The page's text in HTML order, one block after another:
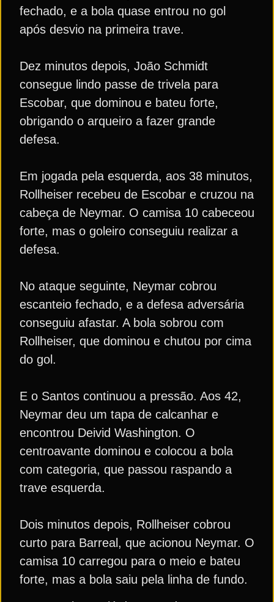
fechado, e a bola quase entrou no gol
após desvio na primeira trave.
Dez minutos depois, João Schmidt
consegue lindo passe de trivela para
Escobar, que dominou e bateu forte,
obrigando o arqueiro a fazer grande
defesa.
Em jogada pela esquerda, aos 38 minutos,
Rollheiser recebeu de Escobar e cruzou na
cabeça de Neymar. O camisa 10 cabeceou
forte, mas o goleiro conseguiu realizar a
defesa.
No ataque seguinte, Neymar cobrou
escanteio fechado, e a defesa adversária
conseguiu afastar. A bola sobrou com
Rollheiser, que dominou e chutou por cima
do gol.
E o Santos continuou a pressão. Aos 42,
Neymar deu um tapa de calcanhar e
encontrou Deivid Washington. O
centroavante dominou e colocou a bola
com categoria, que passou raspando a
trave esquerda.
Dois minutos depois, Rollheiser cobrou
curto para Barreal, que acionou Neymar. O
camisa 10 carregou para o meio e bateu
forte, mas a bola saiu pela linha de fundo.